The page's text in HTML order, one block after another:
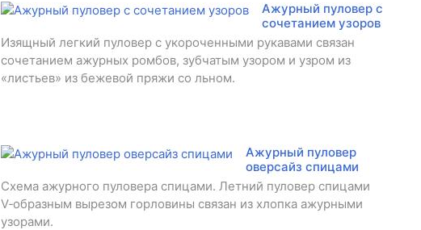
Ажурный пуловер с
сочетанием узоров
Изящный легкий пуловер с укороченными рукавами связан
сочетанием ажурных ромбов, зубчатым узором и узром из
«листьев» из бежевой пряжи со льном.
Ажурный пуловер
оверсайз спицами
Схема ажурного пуловера спицами. Летний пуловер спицами
V‑образным вырезом горловины связан из хлопка ажурными
узорами.